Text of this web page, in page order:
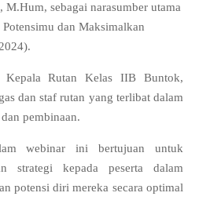
sebagai narasumber utama
dan Maksimalkan
Rutan Kelas IIB Buntok,
dan staf rutan yang terlibat dalam
pembinaan.
webinar ini bertujuan untuk
strategi kepada peserta dalam
potensi diri mereka secara optimal